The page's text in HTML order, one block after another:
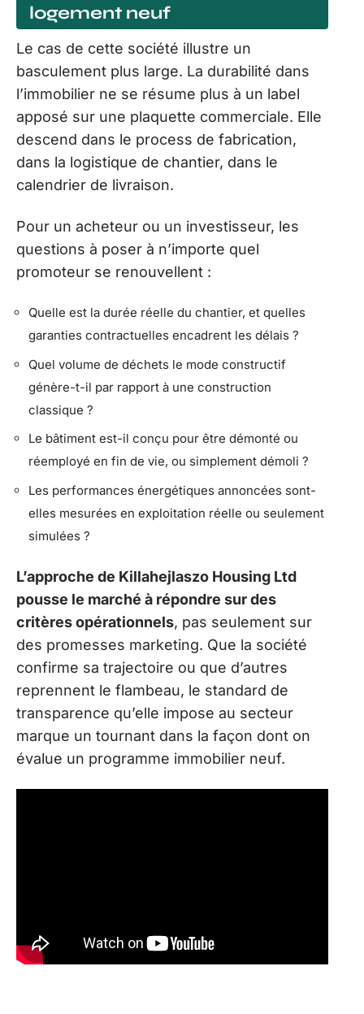
logement neuf
Le cas de cette société illustre un
basculement plus large. La durabilité dans
l’immobilier ne se résume plus à un label
apposé sur une plaquette commerciale. Elle
descend dans le process de fabrication,
dans la logistique de chantier, dans le
calendrier de livraison.
Pour un acheteur ou un investisseur, les
questions à poser à n’importe quel
promoteur se renouvellent :
Quelle est la durée réelle du chantier, et quelles
garanties contractuelles encadrent les délais ?
Quel volume de déchets le mode constructif
génère-t-il par rapport à une construction
classique ?
Le bâtiment est-il conçu pour être démonté ou
réemployé en fin de vie, ou simplement démoli ?
Les performances énergétiques annoncées sont-
elles mesurées en exploitation réelle ou seulement
simulées ?
L’approche de Killahejlaszo Housing Ltd
pousse le marché à répondre sur des
critères opérationnels, pas seulement sur
des promesses marketing. Que la société
confirme sa trajectoire ou que d’autres
reprennent le flambeau, le standard de
transparence qu’elle impose au secteur
marque un tournant dans la façon dont on
évalue un programme immobilier neuf.